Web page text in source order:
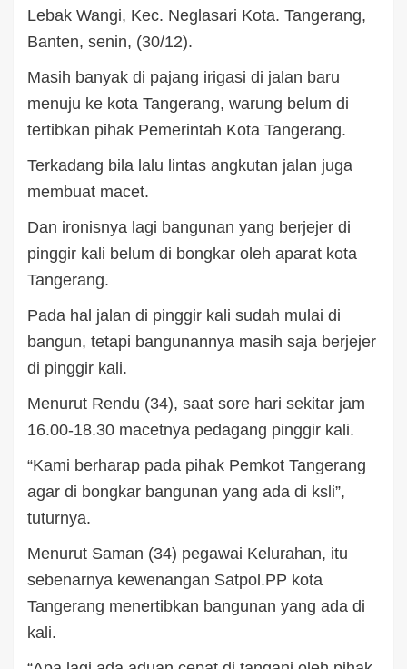
Lebak Wangi, Kec. Neglasari Kota. Tangerang,
Banten, senin, (30/12).
Masih banyak di pajang irigasi di jalan baru
menuju ke kota Tangerang, warung belum di
tertibkan pihak Pemerintah Kota Tangerang.
Terkadang bila lalu lintas angkutan jalan juga
membuat macet.
Dan ironisnya lagi bangunan yang berjejer di
pinggir kali belum di bongkar oleh aparat kota
Tangerang.
Pada hal jalan di pinggir kali sudah mulai di
bangun, tetapi bangunannya masih saja berjejer
di pinggir kali.
Menurut Rendu (34), saat sore hari sekitar jam
16.00-18.30 macetnya pedagang pinggir kali.
“Kami berharap pada pihak Pemkot Tangerang
agar di bongkar bangunan yang ada di ksli”,
tuturnya.
Menurut Saman (34) pegawai Kelurahan, itu
sebenarnya kewenangan Satpol.PP kota
Tangerang menertibkan bangunan yang ada di
kali.